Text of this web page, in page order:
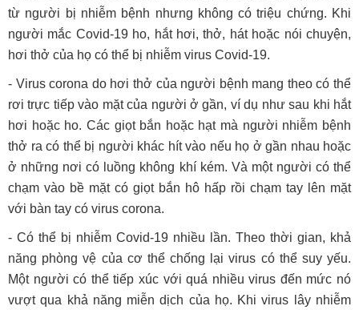
từ người bị nhiễm bệnh nhưng không có triệu chứng. Khi
người mắc Covid-19 ho, hắt hơi, thở, hát hoặc nói chuyện,
hơi thở của họ có thể bị nhiễm virus Covid-19.
- Virus corona do hơi thở của người bệnh mang theo có thể
rơi trực tiếp vào mặt của người ở gần, ví dụ như sau khi hắt
hơi hoặc ho. Các giọt bắn hoặc hạt mà người nhiễm bệnh
thở ra có thể bị người khác hít vào nếu họ ở gần nhau hoặc
ở những nơi có luồng không khí kém. Và một người có thể
chạm vào bề mặt có giọt bắn hô hấp rồi chạm tay lên mặt
với bàn tay có virus corona.
- Có thể bị nhiễm Covid-19 nhiều lần. Theo thời gian, khả
năng phòng vệ của cơ thể chống lại virus có thể suy yếu.
Một người có thể tiếp xúc với quá nhiều virus đến mức nó
vượt qua khả năng miễn dịch của họ. Khi virus lây nhiễm